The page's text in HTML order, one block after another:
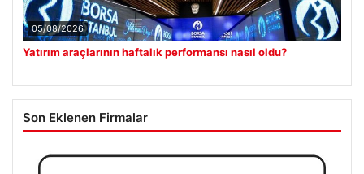
05/08/2026
Yatırım araçlarının haftalık performansı nasıl oldu?
Son Eklenen Firmalar